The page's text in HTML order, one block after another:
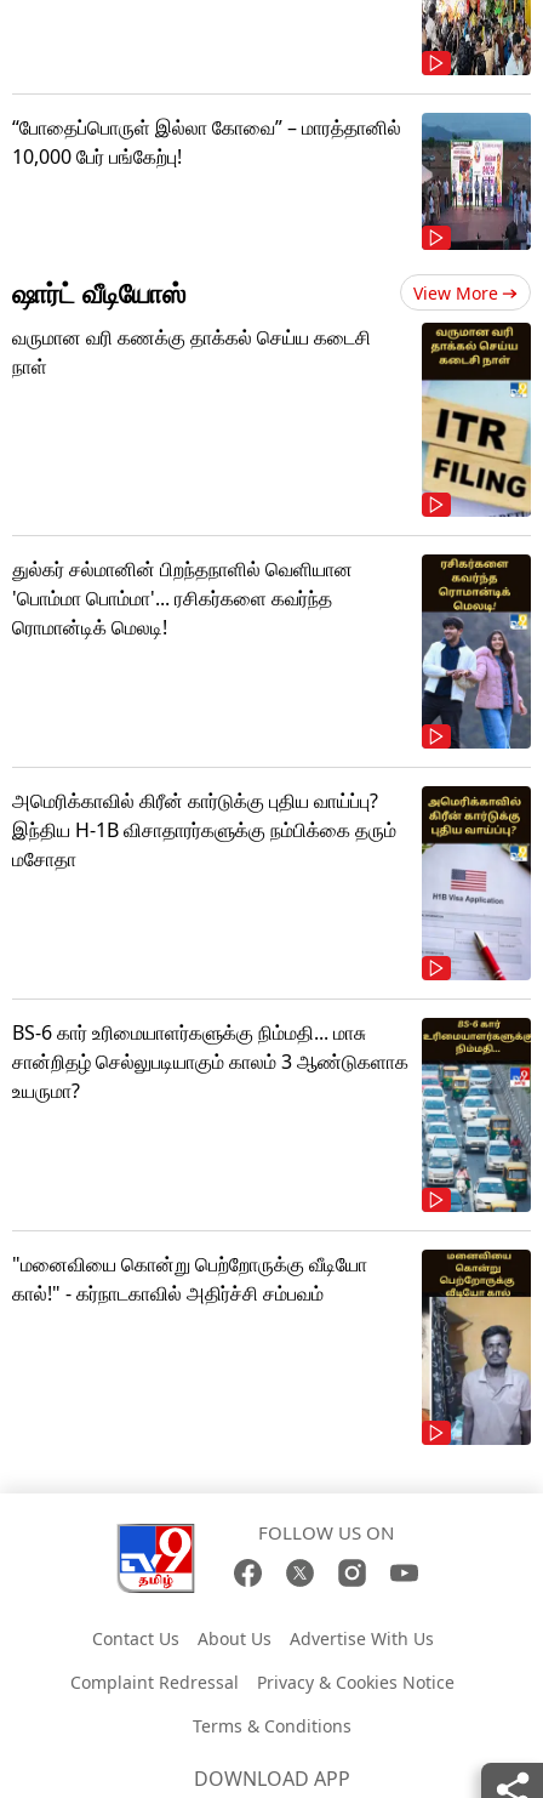
“போதைப்பொருள் இல்லா கோவை” – மாரத்தானில்
10,000 பேர் பங்கேற்பு!
ஷார்ட் வீடியோஸ் View More
வருமான வரி கணக்கு தாக்கல் செய்ய கடைசி
நாள்
துல்கர் சல்மானின் பிறந்தநாளில் வெளியான
'பொம்மா பொம்மா'... ரசிகர்களை கவர்ந்த
ரொமான்டிக் மெலடி!
அமெரிக்காவில் கிரீன் கார்டுக்கு புதிய வாய்ப்பு?
இந்திய H-1B விசாதாரர்களுக்கு நம்பிக்கை தரும்
மசோதா
BS-6 கார் உரிமையாளர்களுக்கு நிம்மதி... மாசு
சான்றிதழ் செல்லுபடியாகும் காலம் 3 ஆண்டுகளாக
உயருமா?
"மனைவியை கொன்று பெற்றோருக்கு வீடியோ
கால்!" - கர்நாடகாவில் அதிர்ச்சி சம்பவம்
FOLLOW US ON
Contact Us About Us
Advertise With Us
Complaint Redressal
Privacy & Cookies Notice
Terms & Conditions
DOWNLOAD APP